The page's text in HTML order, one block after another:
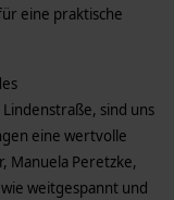
eine praktische
sind uns
eine wertvolle
Manuela Peretzke,
weitgespannt und